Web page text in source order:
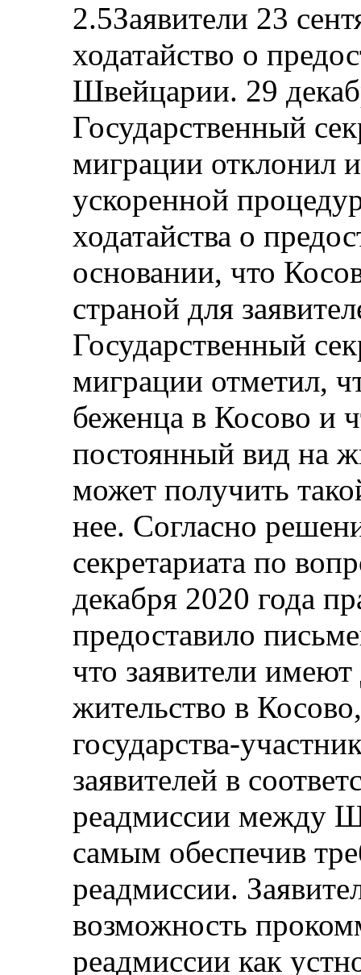
2.5Заявители 23
ходатайство о
Швейцарии. 29
Государственный
миграции отклонил
ускоренной
ходатайства о
основании, что
страной для
Государственный
миграции отметил,
беженца в Косово и
постоянный вид на
может получить
нее. Согласно
секретариата по
декабря 2020 года
предоставило
что заявители
жительство в
государства-
заявителей в
реадмиссии между
самым обеспечив
реадмиссии.
возможность
реадмиссии как